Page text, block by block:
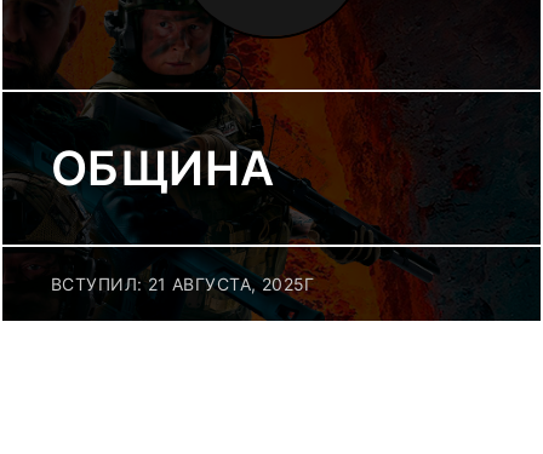
ОБЩИНА
ВСТУПИЛ: 21 АВГУСТА, 2025Г